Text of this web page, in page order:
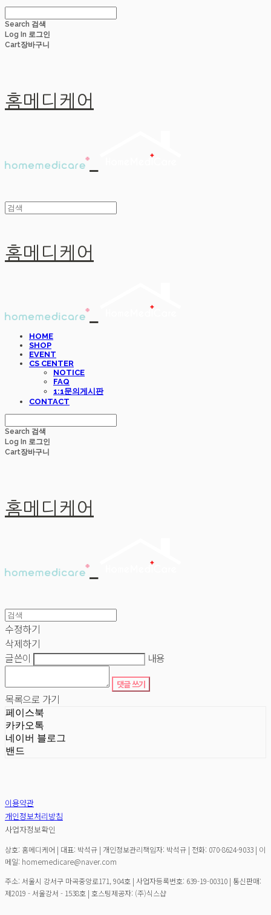
Search 검색
Log In 로그인
Cart장바구니
홈메디케어
홈메디케어
HOME
SHOP
EVENT
CS CENTER
NOTICE
FAQ
1:1문의게시판
CONTACT
Search 검색
Log In 로그인
Cart장바구니
홈메디케어
수정하기
삭제하기
글쓴이
내용
댓글 쓰기
목록으로 가기
페이스북
카카오톡
네이버 블로그
밴드
이용약관
개인정보처리방침
사업자정보확인
상호: 홈메디케어 | 대표: 박석규 | 개인정보관리책임자: 박석규 | 전화: 070-8624-9033 | 이
메일: homemedicare@naver.com
주소: 서울시 강서구 마곡중앙로171, 904호 | 사업자등록번호: 639-19-00310 | 통신판매:
제2019 - 서울강서 - 1538호 | 호스팅제공자: (주)식스샵